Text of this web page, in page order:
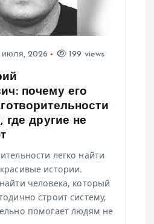
июля, 2026 199 views
почему его
где другие не
легко найти
истории.
человека, который
строит систему,
помогает людям не